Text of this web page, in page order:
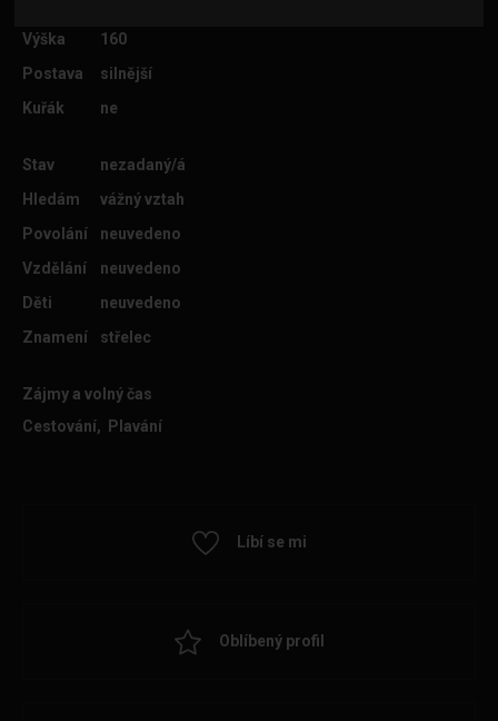
Výška
160
Postava
silnější
Kuřák
ne
Stav
nezadaný/á
Hledám
vážný vztah
Povolání
neuvedeno
Vzdělání
neuvedeno
Děti
neuvedeno
Znamení
střelec
Zájmy a volný čas
Cestování, Plavání
Líbí se mi
Oblíbený profil